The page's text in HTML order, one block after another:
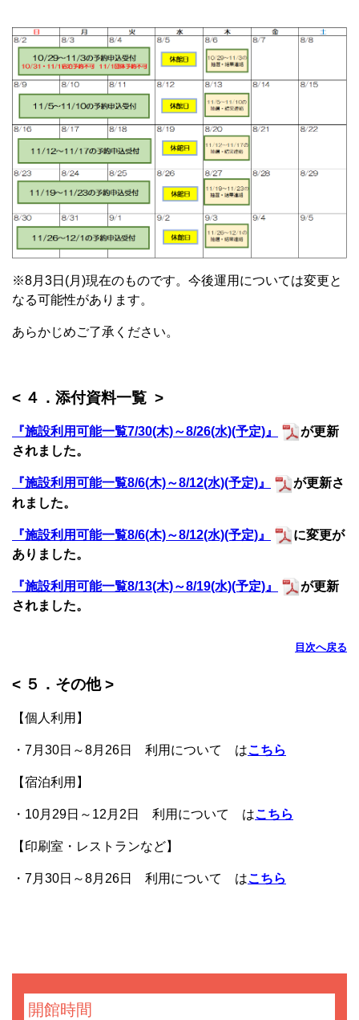
※8月3日(月)現在のものです。今後運用については変更と
なる可能性があります。
あらかじめご了承ください。
< ４．添付資料一覧 >
『施設利用可能一覧7/30(木)～8/26(水)(予定)』
が更新
されました。
『施設利用可能一覧8/6(木)～8/12(水)(予定)』
が更新さ
れました。
『施設利用可能一覧8/6(木)～8/12(水)(予定)』
に変更が
ありました。
『施設利用可能一覧8/13(木)～8/19(水)(予定)』
が更新
されました。
目次へ戻る
< ５．その他 >
【個人利用】
・7月30日～8月26日 利用について はこちら
【宿泊利用】
・10月29日～12月2日 利用について はこちら
【印刷室・レストランなど】
・7月30日～8月26日 利用について はこちら
開館時間